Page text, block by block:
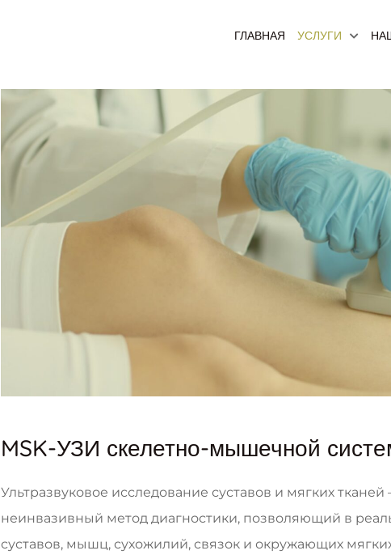
ГЛАВНАЯ УСЛУГИ
MSK-УЗИ скелетно-мышечной
Ультразвуковое исследование суставов и мягких
неинвазивный метод диагностики, позволяющий в
суставов, мышц, сухожилий, связок и окружающих